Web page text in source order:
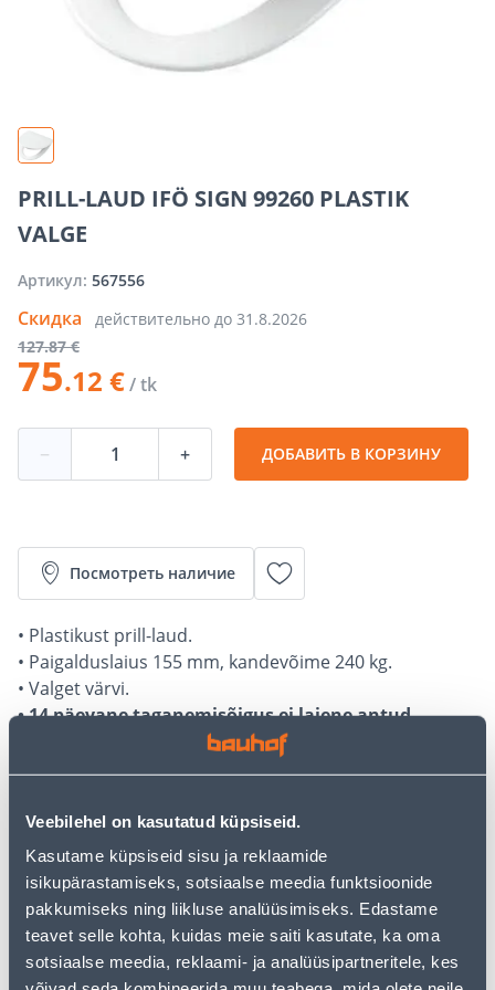
Veebilehel on kasutatud küpsiseid.
Kasutame küpsiseid sisu ja reklaamide
isikupärastamiseks, sotsiaalse meedia funktsioonide
pakkumiseks ning liikluse analüüsimiseks. Edastame
teavet selle kohta, kuidas meie saiti kasutate, ka oma
sotsiaalse meedia, reklaami- ja analüüsipartneritele, kes
PRILL-LAUD IFÖ SIGN 99260 PLASTIK
VALGE
Артикул: 567556
Скидка действительно до 31.8.2026
127.87 €
75.12 €/ tk
− + ДОБАВИТЬ В КОРЗИНУ
Посмотреть наличие
• Plastikust prill-laud.
• Paigalduslaius 155 mm, kandevõime 240 kg.
• Valget värvi.
• 14 päevane taganemisõigus ei laiene antud
tootele, sest kuulub sanitaar- ja hügieenitoodete
hulka ning seda ei vahetata ega tagastata.
Калькулятор рассрочки
Ежемесячный платеж 12.52 €